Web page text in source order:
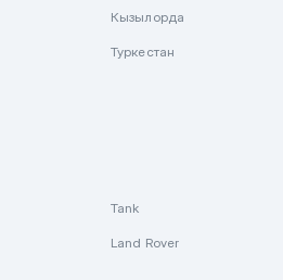
Кызылорда
Туркестан
Tank
Land Rover